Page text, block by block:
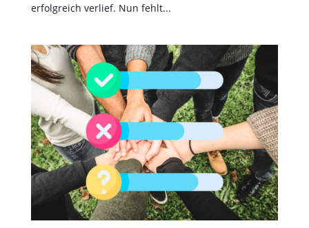
erfolgreich verlief. Nun fehlt...